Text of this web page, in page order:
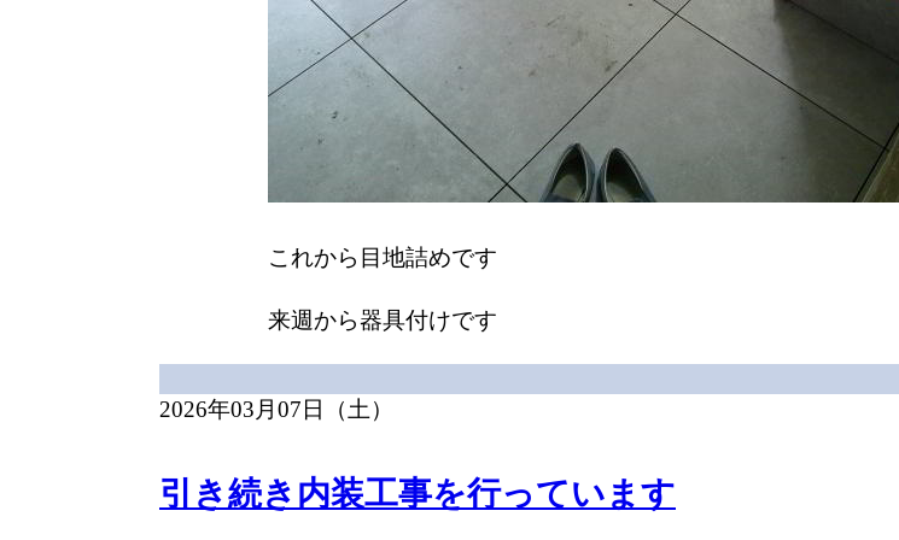
これから目地詰めです
来週から器具付けです
2026年03月07日（土）
引き続き内装工事を行っています